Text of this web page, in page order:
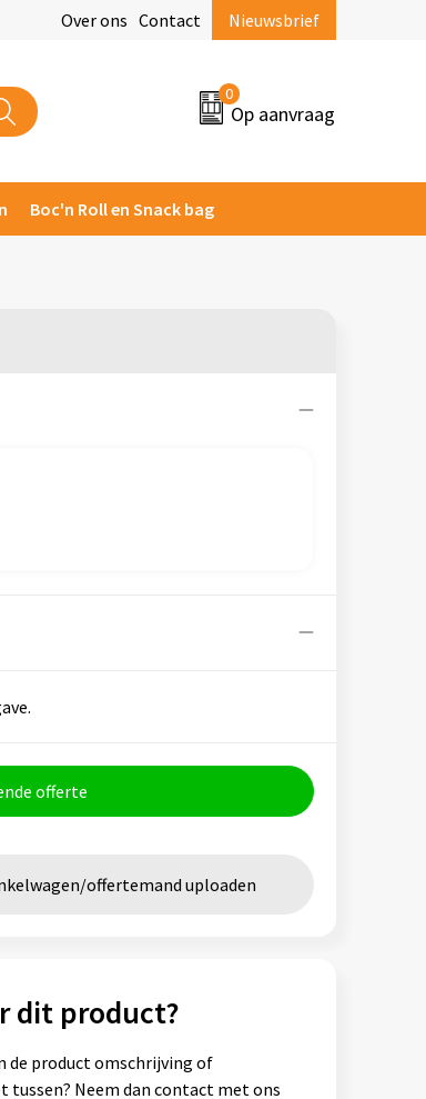
Over ons Contact Nieuwsbrief
0
Op aanvraag
Boc'n Roll en Snack bag
offerte
offertemand uploaden
dit product?
de product omschrijving of
tussen? Neem dan contact met ons